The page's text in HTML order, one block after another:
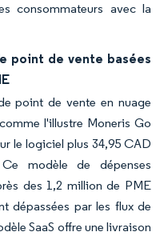
consommateurs avec la
point de vente basées
point de vente en nuage
l'illustre Moneris Go
le logiciel plus 34,95 CAD
modèle de dépenses
des 1,2 million de PME
dépassées par les flux de
SaaS offre une livraison